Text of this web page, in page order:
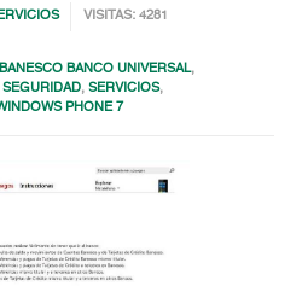
VISITAS: 4281
BANESCO BANCO UNIVERSAL,
SEGURIDAD,SERVICIOS,
PHONE 7